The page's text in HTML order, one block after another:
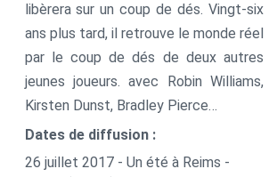
libèrera sur un coup de dés. Vingt-six
ans plus tard, il retrouve le monde réel
par le coup de dés de deux autres
jeunes joueurs. avec Robin Williams,
Kirsten Dunst, Bradley Pierce…
Dates de diffusion :
26 juillet 2017 - Un été à Reims -